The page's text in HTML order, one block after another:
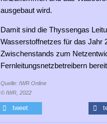
ausgebaut wird.
Damit sind die Thyssengas
Wasserstoffnetzes für das Jahr
Zwischenstands zum
Fernleitungsnetzbetreibern
Quelle: IWR Online
© IWR, 2022
tweet